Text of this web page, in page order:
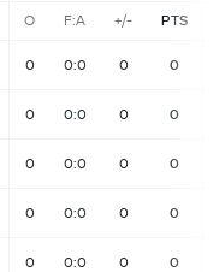
O F:A +/- PTS
0 0:0 0 0
0 0:0 0 0
0 0:0 0 0
0 0:0 0 0
0 0:0 0 0